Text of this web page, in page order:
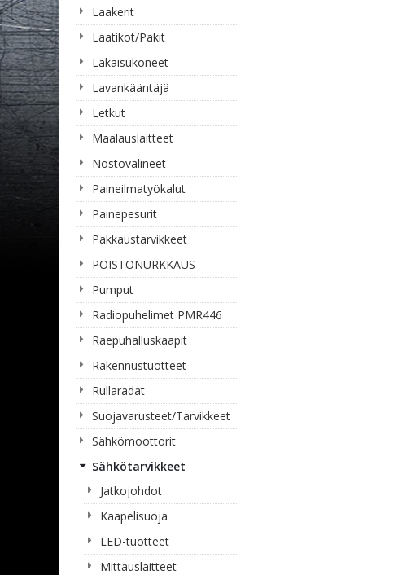
Laakerit
Laatikot/Pakit
Lakaisukoneet
Lavankääntäjä
Letkut
Maalauslaitteet
Nostovälineet
Paineilmatyökalut
Painepesurit
Pakkaustarvikkeet
POISTONURKKAUS
Pumput
Radiopuhelimet PMR446
Raepuhalluskaapit
Rakennustuotteet
Rullaradat
Suojavarusteet/Tarvikkeet
Sähkömoottorit
Sähkötarvikkeet
Jatkojohdot
Kaapelisuoja
LED-tuotteet
Mittauslaitteet